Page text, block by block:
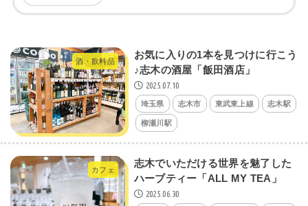
酒・飲料品
お気に入りの1本を見つけに行こう
♪志木の酒屋「飯田酒店」
2025.07.10
埼玉県 志木市 東武東上線 志木駅
柳瀬川駅
カフェ
志木でいただける世界を魅了した
ハーブティー「ALL MY TEA」
2025.06.30